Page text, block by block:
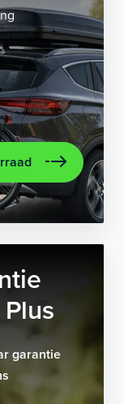
lichtmetalen
garantie